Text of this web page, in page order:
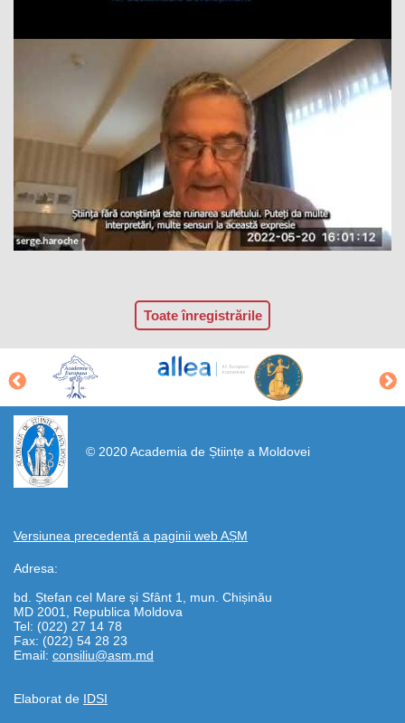
Toate înregistrările
© 2020 Academia de Științe a Moldovei
Versiunea precedentă a paginii web AȘM
Adresa:
bd. Ștefan cel Mare și Sfânt 1, mun. Chișinău
MD 2001, Republica Moldova
Tel: (022) 27 14 78
Fax: (022) 54 28 23
Email: consiliu@asm.md
Elaborat de IDSI
https://propletenie.ru/